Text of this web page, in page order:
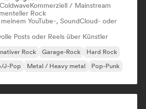
ColdwaveKommerziell / Mainstream
Rock
YouTube-, SoundCloud- oder
Posts oder Reels über Künstler
Rock Garage-Rock
Hard Rock
J-Pop Metal / Heavy metal Pop-Punk